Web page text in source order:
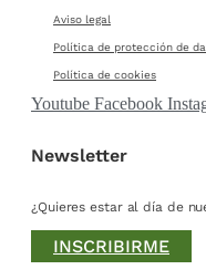
Aviso legal
Política de protección de
Política de cookies
Youtube Facebook
Newsletter
¿Quieres estar al día de
INSCRIBIRME